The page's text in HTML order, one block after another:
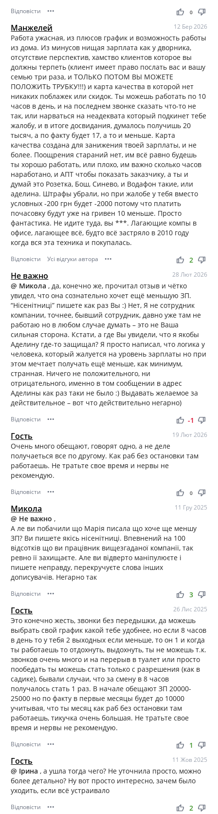
Відповісти ••• thumb_up thumb_down
0
Манжелей 12 Бер 2026
Работа ужасная, из плюсов график и возможность работы
из дома. Из минусов нищая зарплата как у дворника,
отсутствие перспектив, хамство клиентов которое вы
должны терпеть (клиент имеет право послать вас и вашу
семью три раза, и ТОЛЬКО ПОТОМ ВЫ МОЖЕТЕ
ПОЛОЖИТЬ ТРУБКУ!!!) и карта качества в которой нет
никаких поблажек или скидок. Ты можешь работать по 10
часов в день, и на последнем звонке сказать что-то не
так, или нарваться на неадеквата который подкинет тебе
жалобу, и в итоге досвидания, думалось получишь 20
тысяч, а по факту будет 17, а то и меньше. Карта
качества создана для занижения твоей зарплаты, и не
более. Поощрения стараний нет, им всё равно будешь
ты хорошо работать, или плохо, им важно сколько часов
наработано, и АПТ чтобы показать заказчику, а ты и
думай это Розетка, Бош, Синево, и Водафон такие, или
аделина. Штрафы убрали, но при жалобе у тебя вместо
условных -200 грн будет -2000 потому что платить
почасовку будут уже на гривен 10 меньше. Просто
фантастика. Не идите туда, вы ***. Лагающие компы в
офисе, лагающее всё, будто всё застряло в 2010 году
когда вся эта техника и покупалась.
Відповісти Усі відгуки автора ••• thumb_up thumb_down
2
Не важно 28 Лют 2026
@ Микола, да, конечно же, прочитал отзыв и чётко
увидел, что она сознательно хочет ещё меньшую ЗП.
“Нісенітниці” пишете как раз Вы :) Нет, Я не сотрудник
компании, точнее, бывший сотрудник, давно уже там не
работаю но в любом случае думать – это не Ваша
сильная сторона. Кстати, а где Вы увидели, что я якобы
Аделину где-то защищал? Я просто написал, что логика у
человека, который жалуется на уровень зарплаты но при
этом мечтает получать ещё меньше, как минимум,
странная. Ничего не положительного, ни
отрицательного, именно в том сообщении в адрес
Аделины как раз таки не было :) Выдавать желаемое за
действительное – вот что действительно негарно)
Відповісти ••• thumb_up thumb_down
-1
Гость 19 Лют 2026
Очень много обещают, говорят одно, а не деле
получаеться все по другому. Как раб без остановки там
работаешь. Не тратьте свое время и нервы не
рекомендую.
Відповісти ••• thumb_up thumb_down
0
Микола 11 Гру 2025
@ Не важно,
А ле ви побачили що Марія писала що хоче ще меншу
ЗП? Ви пишете якісь нісенітниці. Впевнений на 100
відсотків що ви працівник вищезгаданої компанії, так
ревно її захищаєте. Але ви відверто маніпулюєте і
пишете неправду, перекручуєте слова інших
дописувачів. Негарно так
Відповісти ••• thumb_up thumb_down
3
Гость 26 Лис 2025
Это конечно жесть, звонки без передышки, да можешь
выбрать свой график какой тебе удобнее, но если 8 часов
в день то у тебя 2 выходных если меньше, то он 1 и когда
ты работаешь то отдохнуть, выдохнуть, ты не можешь т.к.
звонков очень много и на перерыв в туалет или просто
пообедать ты можешь стать только с разрешения (как в
садике), бывали случаи, что за смену в 8 часов
получалось стать 1 раз. В начале обещают ЗП 20000-
25000 но по факту в первые месяцы будет до 10000
учитывая, что ты месяц как раб без остановки там
работаешь, тикучка очень большая. Не тратьте свое
время и нервы не рекомендую.
Відповісти ••• thumb_up thumb_down
1
Гость 11 Жов 2025
@ Ірина, а ушла тогда чего? Не уточнила просто, можно
более детально? Ну вот просто интересно, зачем было
уходить, если всё устраивало
Відповісти ••• thumb_up thumb_down
2